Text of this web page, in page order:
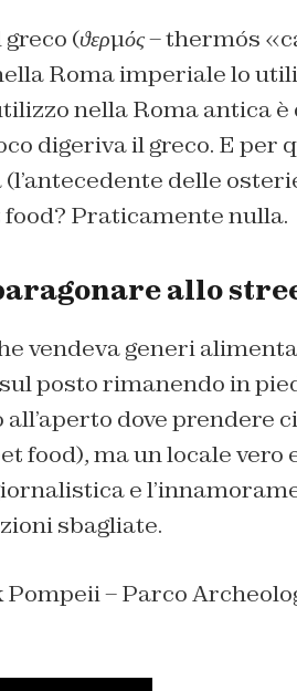
(ϑερμός– thermós
Roma imperiale lo
nella Roma antica è
digeriva il greco. E per
delle
food? Praticamente nulla.
allo
vendeva generi
posto rimanendo in
dove prendere
food), ma un locale vero
e
sbagliate.
– Parco